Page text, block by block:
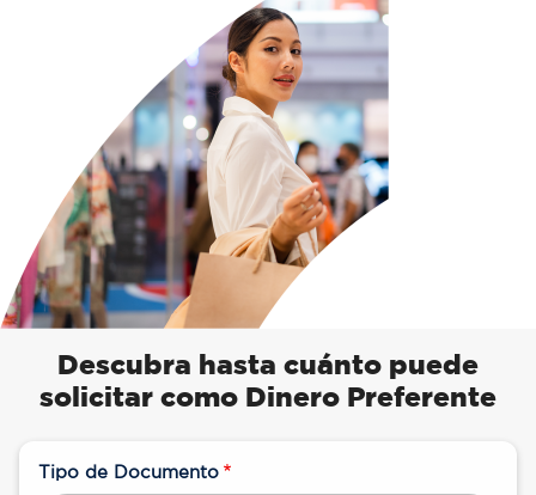
Descubra hasta cuánto puede
solicitar como Dinero Preferente
Tipo de Documento